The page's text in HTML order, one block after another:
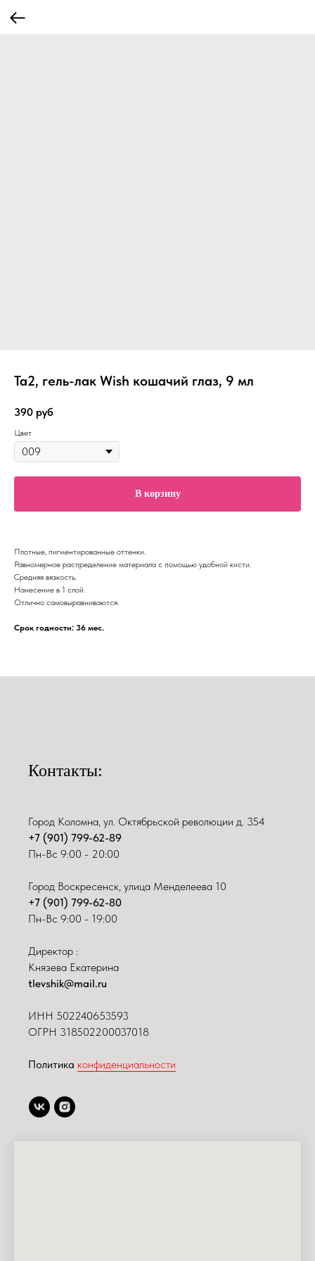
Ta2, гель-лак Wish кошачий глаз, 9 мл
390 руб
Цвет
В корзину
Плотные, пигментированные оттенки.
Равномерное распределение материала с помощью удобной кисти.
Средняя вязкость.
Нанесение в 1 слой.
Отлично самовыравниваются.
Срок годности: 36 мес.
Контакты:
Город Коломна, ул. Октябрьской революции д. 354
+7 (901) 799-62-89
Пн-Вс 9:00 - 20:00
Город Воскресенск, улица Менделеева 10
+7 (901) 799-62-80
Пн-Вс 9:00 - 19:00
Директор :
Князева Екатерина
tlevshik@mail.ru
ИНН 502240653593
ОГРН 318502200037018
Политика конфиденциальности